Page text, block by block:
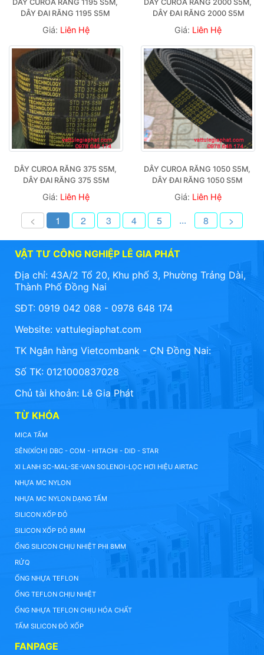
DÂY CUROA RĂNG 1195 S5M,
DÂY ĐAI RĂNG 1195 S5M
Giá: Liên Hệ
DÂY CUROA RĂNG 2000 S5M,
DÂY ĐAI RĂNG 2000 S5M
Giá: Liên Hệ
DÂY CUROA RĂNG 375 S5M,
DÂY ĐAI RĂNG 375 S5M
Giá: Liên Hệ
DÂY CUROA RĂNG 1050 S5M,
DÂY ĐAI RĂNG 1050 S5M
Giá: Liên Hệ
< 1 2 3 4 5 ... 8 >
VẬT TƯ CÔNG NGHIỆP LÊ GIA PHÁT
Địa chỉ: 43A/2 Tổ 20, Khu phố 3, Phường Trảng Dài,
Thành Phố Đồng Nai
SĐT: 0919 042 088 - 0978 648 174
Website: vattulegiaphat.com
TK Ngân hàng Vietcombank - CN Đồng Nai:
Số TK: 0121000837028
Chủ tài khoản: Lê Gia Phát
TỪ KHÓA
MICA TẤM
SÊN(XÍCH) DBC - COM - HITACHI - DID - STAR
XI LANH SC-MAL-SE-VAN SOLENOI-LỌC HƠI HIỆU AIRTAC
NHỰA MC NYLON
NHỰA MC NYLON DẠNG TẤM
SILICON XỐP ĐỎ
SILICON XỐP ĐỎ 8MM
ỐNG SILICON CHỊU NHIỆT PHI 8MM
RỬQ
ỐNG NHỰA TEFLON
ỐNG TEFLON CHỊU NHIỆT
ỐNG NHỰA TEFLON CHỊU HÓA CHẤT
TẤM SILICON ĐỎ XỐP
FANPAGE